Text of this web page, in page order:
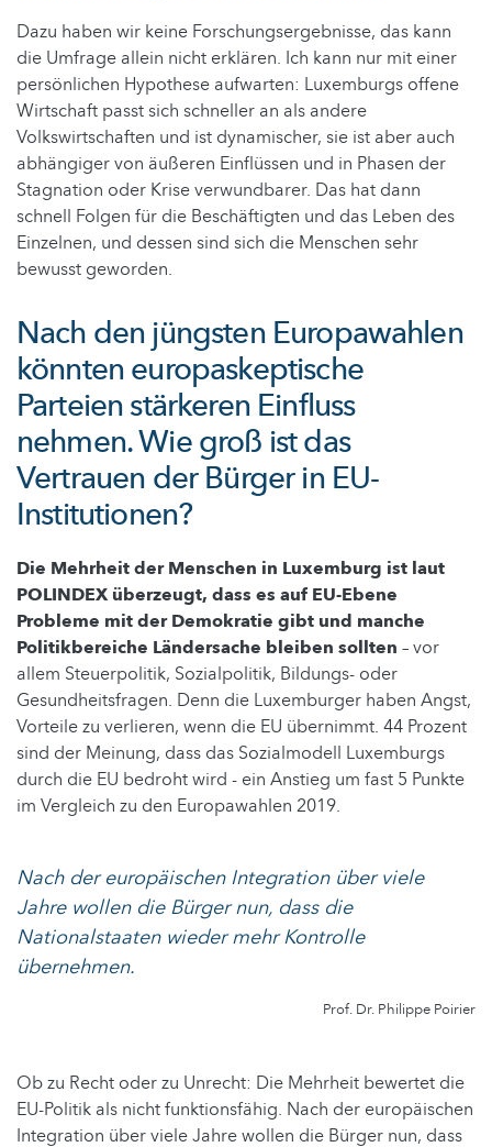
Dazu haben wir keine Forschungsergebnisse, das kann
die Umfrage allein nicht erklären. Ich kann nur mit einer
persönlichen Hypothese aufwarten: Luxemburgs offene
Wirtschaft passt sich schneller an als andere
Volkswirtschaften und ist dynamischer, sie ist aber auch
abhängiger von äußeren Einflüssen und in Phasen der
Stagnation oder Krise verwundbarer. Das hat dann
schnell Folgen für die Beschäftigten und das Leben des
Einzelnen, und dessen sind sich die Menschen sehr
bewusst geworden.
Nach den jüngsten Europawahlen
könnten europaskeptische
Parteien stärkeren Einfluss
nehmen. Wie groß ist das
Vertrauen der Bürger in EU-
Institutionen?
Die Mehrheit der Menschen in Luxemburg ist laut
POLINDEX überzeugt, dass es auf EU-Ebene
Probleme mit der Demokratie gibt und manche
Politikbereiche Ländersache bleiben sollten – vor
allem Steuerpolitik, Sozialpolitik, Bildungs- oder
Gesundheitsfragen. Denn die Luxemburger haben Angst,
Vorteile zu verlieren, wenn die EU übernimmt. 44 Prozent
sind der Meinung, dass das Sozialmodell Luxemburgs
durch die EU bedroht wird - ein Anstieg um fast 5 Punkte
im Vergleich zu den Europawahlen 2019.
Nach der europäischen Integration über viele
Jahre wollen die Bürger nun, dass die
Nationalstaaten wieder mehr Kontrolle
übernehmen.
Prof. Dr. Philippe Poirier
Ob zu Recht oder zu Unrecht: Die Mehrheit bewertet die
EU-Politik als nicht funktionsfähig. Nach der europäischen
Integration über viele Jahre wollen die Bürger nun, dass